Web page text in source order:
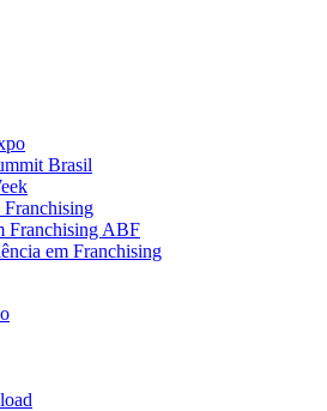
Brasil
Franchising ABF
em Franchising